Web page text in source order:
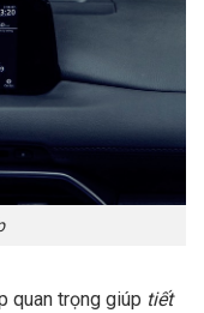
quan trọng giúp tiết